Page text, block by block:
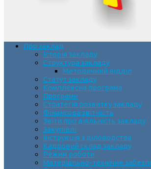
Про заклад
Історія закладу
Структура закладу
Методичний відділ
Статут закладу
Комплексна програма
Програми
Стратегія розвитку закладу
Фінансова звітність
Звіти про діяльність закладу
Закупівлі
Інструкція з діловодства
Кадровий склад закладу
Режим роботи
Матеріально-технічне